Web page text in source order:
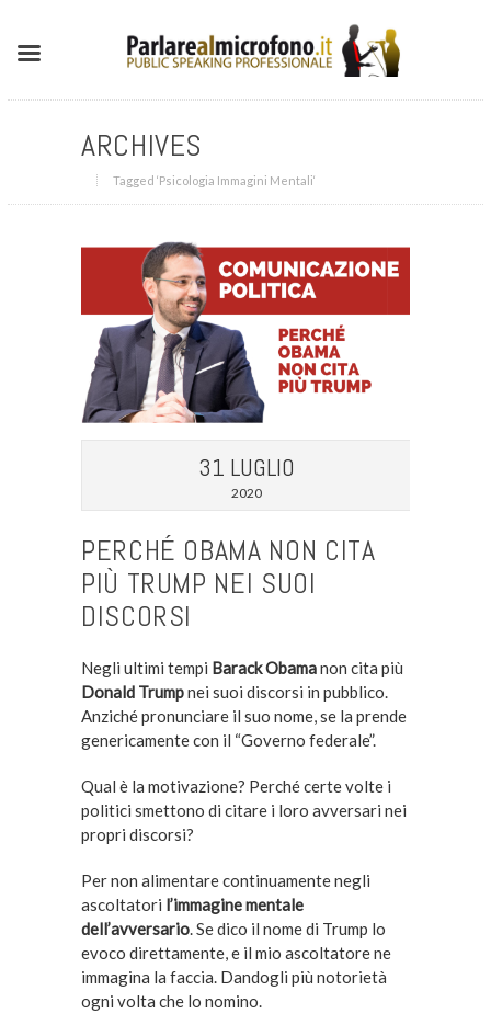
ARCHIVES
Tagged ‘Psicologia Immagini Mentali‘
31 LUGLIO
2020
PERCHÉ OBAMA NON CITA
PIÙ TRUMP NEI SUOI
DISCORSI
Negli ultimi tempi Barack Obamanon cita più
Donald Trumpnei suoi discorsi in pubblico.
Anziché pronunciare il suo nome, se la prende
genericamente con il “Governo federale”.
Qual è la motivazione? Perché certe volte i
politici smettono di citare i loro avversari nei
propri discorsi?
Per non alimentare continuamente negli
ascoltatori l’immagine mentale
dell’avversario. Se dico il nome di Trump lo
evoco direttamente, e il mio ascoltatore ne
immagina la faccia. Dandogli più notorietà
ogni volta che lo nomino.